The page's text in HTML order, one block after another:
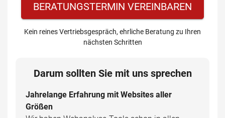
BERATUNGSTERMIN VEREINBAREN
Kein reines Vertriebsgespräch, ehrliche Beratung zu Ihren
nächsten Schritten
Darum sollten Sie mit uns sprechen
Jahrelange Erfahrung mit Websites aller
Größen